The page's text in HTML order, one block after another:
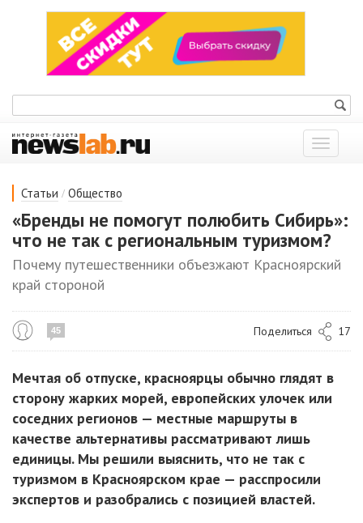
Показать
меню
Статьи / Общество
«Бренды не помогут полюбить Сибирь»:
что не так с региональным туризмом?
Почему путешественники объезжают Красноярский
край стороной
45 Поделиться 17
Мечтая об отпуске, красноярцы обычно глядят в
сторону жарких морей, европейских улочек или
соседних регионов — местные маршруты в
качестве альтернативы рассматривают лишь
единицы. Мы решили выяснить, что не так с
туризмом в Красноярском крае — расспросили
экспертов и разобрались с позицией властей.